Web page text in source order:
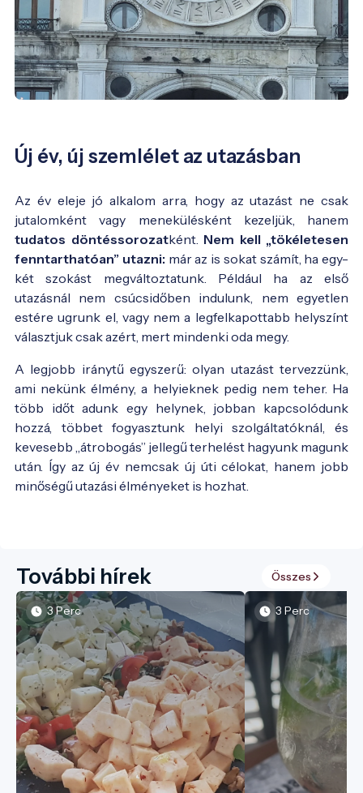
Új év, új szemlélet az utazásban
Az év eleje jó alkalom arra, hogy az utazást ne csak
jutalomként vagy menekülésként kezeljük, hanem
tudatos döntéssorozatként. Nem kell „tökéletesen
fenntarthatóan” utazni: már az is sokat számít, ha egy-
két szokást megváltoztatunk. Például ha az első
utazásnál nem csúcsidőben indulunk, nem egyetlen
estére ugrunk el, vagy nem a legfelkapottabb helyszínt
választjuk csak azért, mert mindenki oda megy.
A legjobb iránytű egyszerű: olyan utazást tervezzünk,
ami nekünk élmény, a helyieknek pedig nem teher. Ha
több időt adunk egy helynek, jobban kapcsolódunk
hozzá, többet fogyasztunk helyi szolgáltatóknál, és
kevesebb „átrobogás” jellegű terhelést hagyunk magunk
után. Így az új év nemcsak új úti célokat, hanem jobb
minőségű utazási élményeket is hozhat.
További hírek Összes
3 Perc 3 Perc